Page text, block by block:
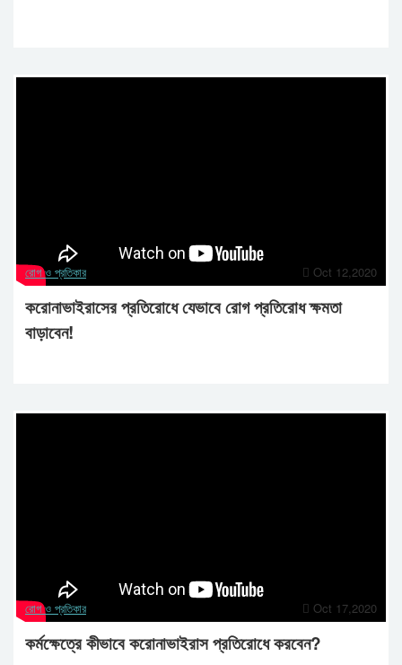
রোগ ও প্রতিকার Oct 12,2020
করোনাভাইরাসের প্রতিরোধে যেভাবে রোগ প্রতিরোধ ক্ষমতা
বাড়াবেন!
রোগ ও প্রতিকার Oct 17,2020
কর্মক্ষেত্রে কীভাবে করোনাভাইরাস প্রতিরোধে করবেন?